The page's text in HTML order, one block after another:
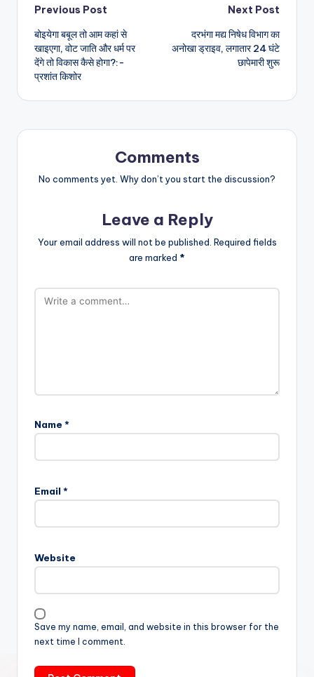
Post
navigation
Previous Post
बोइयेगा बबूल तो आम कहां से
खाइएगा, वोट जाति और धर्म पर
देंगे तो विकास कैसे होगा?:-
प्रशांत किशोर
Next Post
दरभंगा मद्य निषेध विभाग का
अनोखा ड्राइव, लगातार 24 घंटे
छापेमारी शुरू
Comments
No comments yet. Why don’t you start the discussion?
Leave a Reply
Your email address will not be published. Required fields
are marked *
Name *
Email *
Website
Save my name, email, and website in this browser for the
next time I comment.